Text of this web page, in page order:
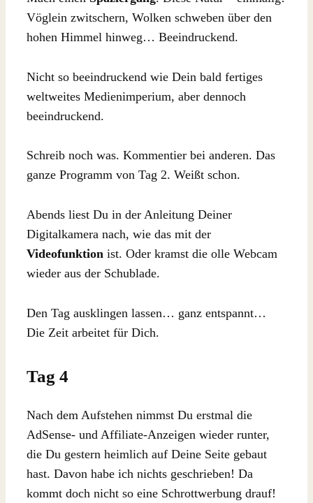
Vöglein zwitschern, Wolken schweben über den
hohen Himmel hinweg… Beeindruckend.
Nicht so beeindruckend wie Dein bald fertiges
weltweites Medienimperium, aber dennoch
beeindruckend.
Schreib noch was. Kommentier bei anderen. Das
ganze Programm von Tag 2. Weißt schon.
Abends liest Du in der Anleitung Deiner
Digitalkamera nach, wie das mit der
Videofunktion ist. Oder kramst die olle Webcam
wieder aus der Schublade.
Den Tag ausklingen lassen… ganz entspannt…
Die Zeit arbeitet für Dich.
Tag 4
Nach dem Aufstehen nimmst Du erstmal die
AdSense- und Affiliate-Anzeigen wieder runter,
die Du gestern heimlich auf Deine Seite gebaut
hast. Davon habe ich nichts geschrieben! Da
kommt doch nicht so eine Schrottwerbung drauf!